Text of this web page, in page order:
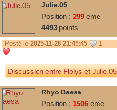
Julie.05
Position : 299 eme
4493 points
Posté le 2025-11-28 21:45:45 1
Discussion entreFlolysetJulie.05
Rhyo Baesa
Position : 1506 eme